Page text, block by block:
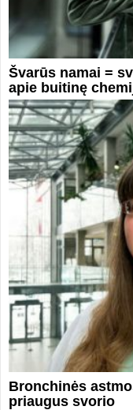
Švarūs namai =
apie buitinę
Bronchinės
priaugus svorio